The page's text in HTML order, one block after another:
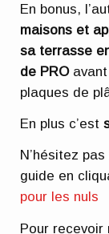
En bonus,
maisons et
sa terrasse
de PROavant
plaques de
En plus c’est
N’hésitez
guide en
pour les nuls
Pour recevoir